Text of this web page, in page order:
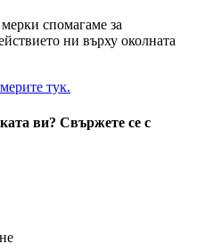
спомагаме за
ни върху околната
тук.
ви? Свържете се с